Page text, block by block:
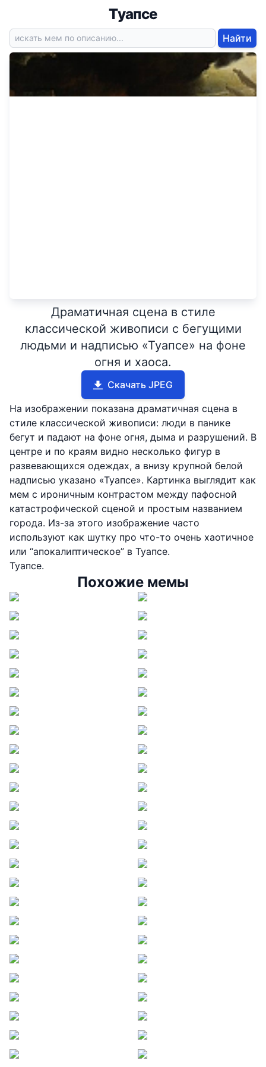
Туапсе
Найти
Драматичная сцена в стиле
классической живописи с бегущими
людьми и надписью «Туапсе» на фоне
огня и хаоса.
Скачать JPEG
На изображении показана драматичная сцена в
стиле классической живописи: люди в панике
бегут и падают на фоне огня, дыма и разрушений. В
центре и по краям видно несколько фигур в
развевающихся одеждах, а внизу крупной белой
надписью указано «Туапсе». Картинка выглядит как
мем с ироничным контрастом между пафосной
катастрофической сценой и простым названием
города. Из-за этого изображение часто
используют как шутку про что-то очень хаотичное
или “апокалиптическое” в Туапсе.
Туапсе.
Похожие мемы